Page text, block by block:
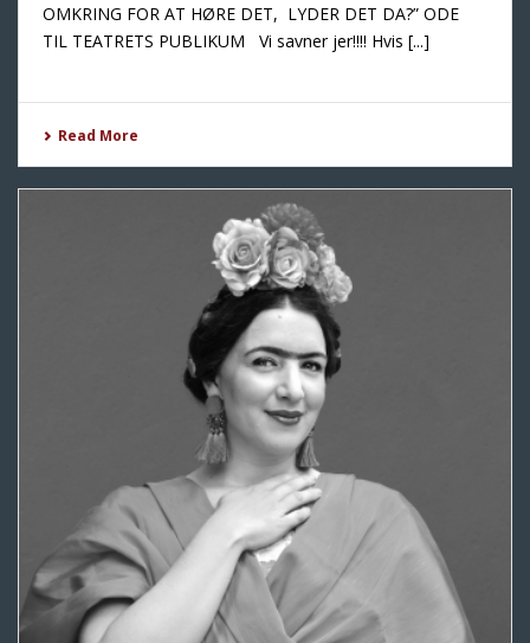
OMKRING FOR AT HØRE DET, LYDER DET DA?” ODE
TIL TEATRETS PUBLIKUM Vi savner jer!!!! Hvis [...]
Read More